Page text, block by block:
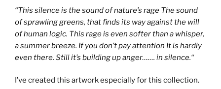
“This silence is the sound of nature’s rage The sound
of sprawling greens, that finds its way against the will
of human logic. This rage is even softer than a whisper,
a summer breeze. If you don’t pay attention It is hardly
even there. Still it’s building up anger……. in silence.“
I’ve created this artwork especially for this collection.